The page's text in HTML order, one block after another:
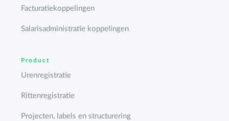
Facturatiekoppelingen
Salarisadministratie koppelingen
Product
Urenregistratie
Rittenregistratie
Projecten, labels en structurering